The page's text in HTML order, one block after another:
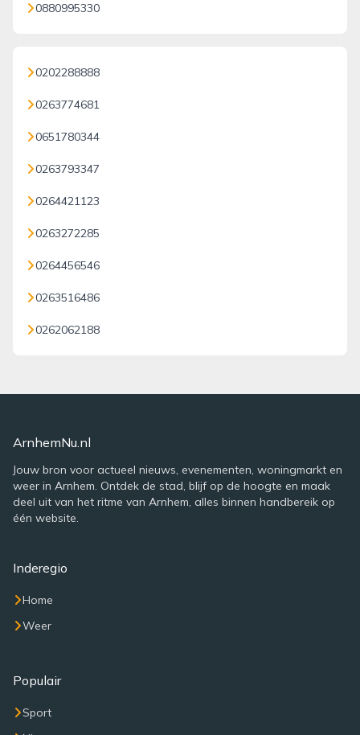
0880995330
0202288888
0263774681
0651780344
0263793347
0264421123
0263272285
0264456546
0263516486
0262062188
ArnhemNu.nl
Jouw bron voor actueel nieuws, evenementen, woningmarkt en
weer in Arnhem. Ontdek de stad, blijf op de hoogte en maak
deel uit van het ritme van Arnhem, alles binnen handbereik op
één website.
Inderegio
Home
Weer
Populair
Sport